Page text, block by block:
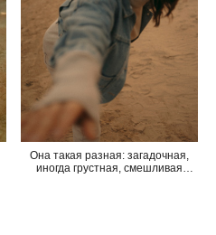
Она такая разная: загадочная,
иногда грустная, смешливая